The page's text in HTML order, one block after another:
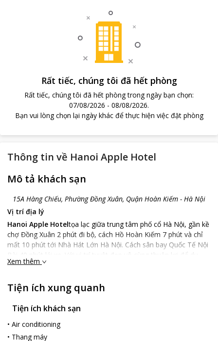
Rất tiếc, chúng tôi đã hết phòng
Rất tiếc, chúng tôi đã hết phòng trong ngày bạn chọn:
07/08/2026 - 08/08/2026.
Bạn vui lòng chọn lại ngày khác để thực hiện việc đặt phòng
Thông tin về Hanoi Apple Hotel
Mô tả khách sạn
15A Hàng Chiếu, Phường Đồng Xuân, Quận Hoàn Kiếm - Hà Nội
Vị trí địa lý
Hanoi Apple Hoteltọa lạc giữa trung tâm phố cổ Hà Nội, gần kề
chợ Đồng Xuân 2 phút đi bộ, cách Hồ Hoàn Kiếm 7 phút và chỉ
mất 10 phút tới Nhà Hát Lớn Hà Nội. Cách sân bay Quốc Tế Nội
Bài 40 phút lái xe. Với vị trí tuyệt đẹp vô cùng thuận lợi để du
khách nghỉ ngơi, mua sắm và thăm quan những điểm du lịch nổi
Đặc điểm khách sạn
hiện đại, sang trọng, bao gồm 6 tầng và 22 phòng sạch sẽ tiện
nghi có đầy đủ thiết bị đáp ứng mọi nhu cầu cho khách hàng,
bên cạnh đó khách sạn còn được trang bị thang máy tự động
Xem thêm
Tiện ích xung quanh
Tiện ích khách sạn
• Air conditioning
• Thang máy